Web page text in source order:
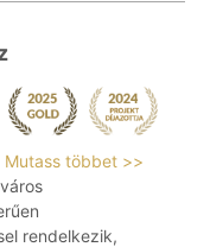
Mutass többet >>
rendelkezik,